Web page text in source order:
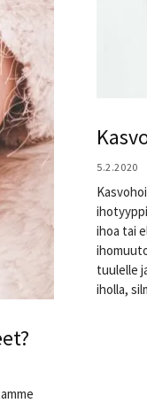
5.2.2020
ihoa tai
tuulelle
iholla,